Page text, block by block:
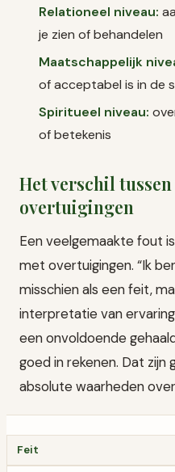
Relationeel niveau:
je zien of behandelen
Maatschappelijk
of acceptabel is in de
Spiritueel niveau:
of betekenis
Het verschil
overtuigingen
Een veelgemaakte fout
met overtuigingen. “Ik
misschien als een feit,
interpretatie van
een onvoldoende
goed in rekenen. Dat zijn
absolute waarheden
Feit